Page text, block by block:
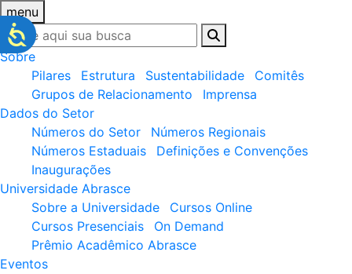
menu
Sobre
Pilares
Estrutura Sustentabilidade
Comitês
Grupos de Relacionamento
Imprensa
Dados do Setor
Números do Setor
Números Regionais
Números Estaduais
Definições e Convenções
Inaugurações
Universidade Abrasce
Sobre a Universidade
Cursos Online
Cursos Presenciais
On Demand
Prêmio Acadêmico Abrasce
Eventos